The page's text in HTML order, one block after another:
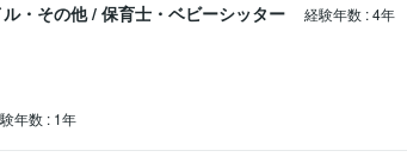
・その他/ 保育士・ベビーシッター 経験年数 :4年
年数 : 1年